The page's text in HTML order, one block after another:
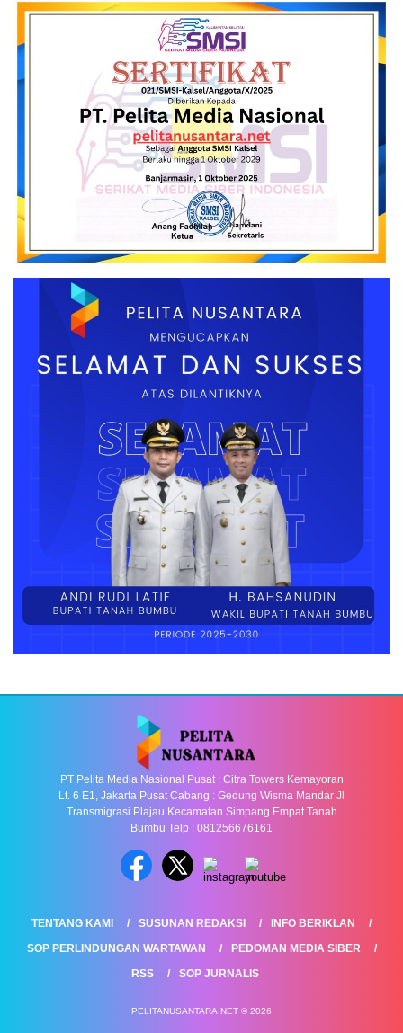
PT Pelita Media Nasional Pusat : Citra Towers Kemayoran
Lt. 6 E1, Jakarta Pusat Cabang : Gedung Wisma Mandar Jl
Transmigrasi Plajau Kecamatan Simpang Empat Tanah
Bumbu Telp : 081256676161
TENTANG KAMI SUSUNAN REDAKSI
INFO BERIKLAN
SOP PERLINDUNGAN WARTAWAN
PEDOMAN MEDIA SIBER
RSS
SOP JURNALIS
PELITANUSANTARA.NET © 2026